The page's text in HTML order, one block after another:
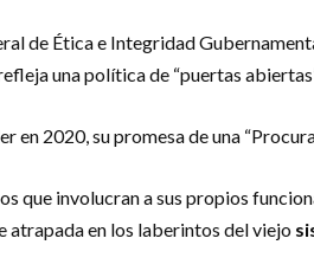
de Ética e Integridad
una política de “puertas
en 2020, su promesa de una
que involucran a sus propios
atrapada en los laberintos del viejo